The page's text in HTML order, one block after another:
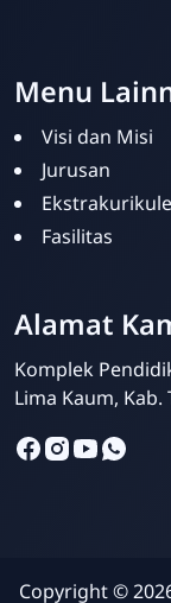
Menu
Visi dan Misi
Jurusan
Fasilitas
Alamat
Komplek
Lima Kaum, Kab.
Copyright ©